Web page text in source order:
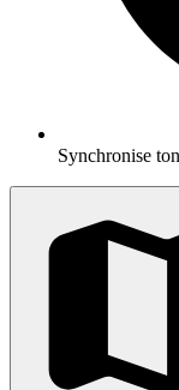
Synchronise